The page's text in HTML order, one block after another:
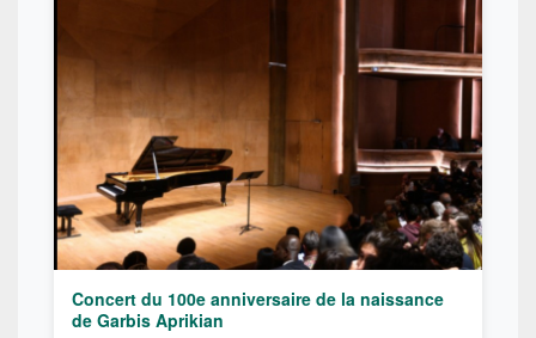
Concert du 100e anniversaire de la naissance
de Garbis Aprikian